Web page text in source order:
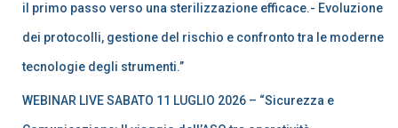
il primo passo verso una sterilizzazione efficace.- Evoluzione
dei protocolli, gestione del rischio e confronto tra le moderne
tecnologie degli strumenti.”
WEBINAR LIVE SABATO 11 LUGLIO 2026 – “Sicurezza e